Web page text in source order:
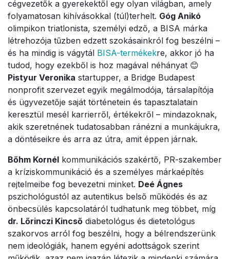
cégvezetők a gyerekektől egy olyan világban, amely
folyamatosan kihívásokkal (túl)terhelt. Góg Anikó
olimpikon triatlonista, személyi edző, a BISA márka
létrehozója tűzben edzett szokásainkról fog beszélni –
és ha mindig is vágytál BISA-termékekre, akkor jó ha
tudod, hogy ezekből is hoz magával néhányat 😊
Pistyur Veronika startupper, a Bridge Budapest
nonprofit szervezet egyik megálmodója, társalapítója
és ügyvezetője saját történetein és tapasztalatain
keresztül mesél karrierről, értékekről – mindazoknak,
akik szeretnének tudatosabban ránézni a munkájukra,
a döntéseikre és arra az útra, amit éppen járnak.
Bőhm Kornél kommunikációs szakértő, PR-szakember
a kríziskommunikáció és a személyes márkaépítés
rejtelmeibe fog bevezetni minket. Deé Ágnes
pszichológustól az autentikus belső működés és az
önbecsülés kapcsolatáról tudhatunk meg többet, míg
dr. Lőrinczi Kincső diabetológus és dietetológus
szakorvos arról fog beszélni, hogy a bélrendszerünk
nem ideológiák, hanem egyéni adottságok szerint